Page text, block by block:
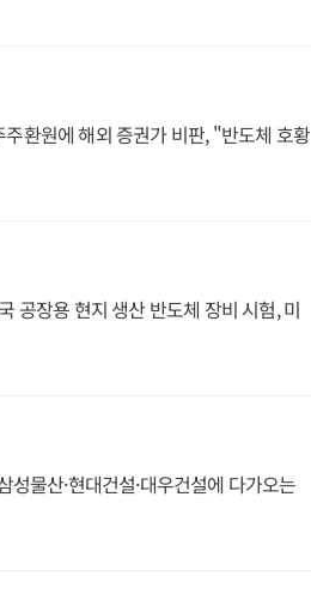
환원에 해외 증권가 비판, "반도체 호황
공장용 현지 생산 반도체 장비 시험, 미
물산·현대건설·대우건설에 다가오는